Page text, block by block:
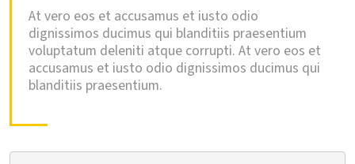
At vero eos et accusamus et iusto odio
dignissimos ducimus qui blanditiis praesentium
voluptatum deleniti atque corrupti. At vero eos et
accusamus et iusto odio dignissimos ducimus qui
blanditiis praesentium.